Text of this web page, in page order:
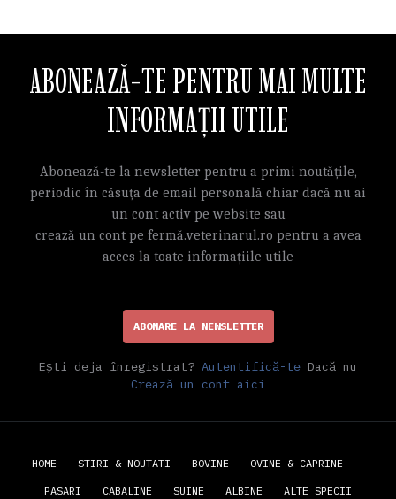
ABONEAZĂ-TE PENTRU MAI MULTE
INFORMAȚII UTILE
Abonează-te la newsletter pentru a primi noutățile,
periodic în căsuța de email personală chiar dacă nu ai
un cont activ pe website sau
crează un cont pe fermă.veterinarul.ro pentru a avea
acces la toate informațiile utile
ABONARE LA NEWSLETTER
Ești deja înregistrat? Autentifică-te Dacă nu
Crează un cont aici
HOME STIRI & NOUTATI BOVINE OVINE & CAPRINE
PASARI CABALINE SUINE ALBINE ALTE SPECII